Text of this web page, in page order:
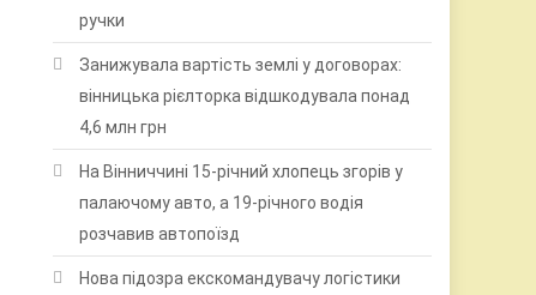
ручки
Занижувала вартість землі у договорах:
вінницька рієлторка відшкодувала понад
4,6 млн грн
На Вінниччині 15-річний хлопець згорів у
палаючому авто, а 19-річного водія
розчавив автопоїзд
Нова підозра екскомандувачу логістики